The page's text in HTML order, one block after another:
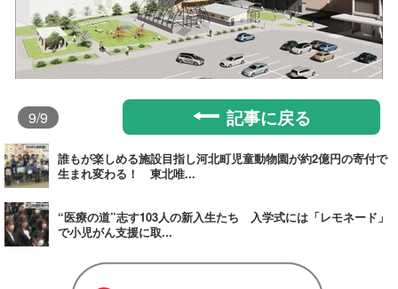
9/9 記事に戻る
誰もが楽しめる施設目指し河北町児童動物園が約2億円の寄付で
生まれ変わる！ 東北唯...
“医療の道”志す103人の新入生たち 入学式には「レモネード」
で小児がん支援に取...